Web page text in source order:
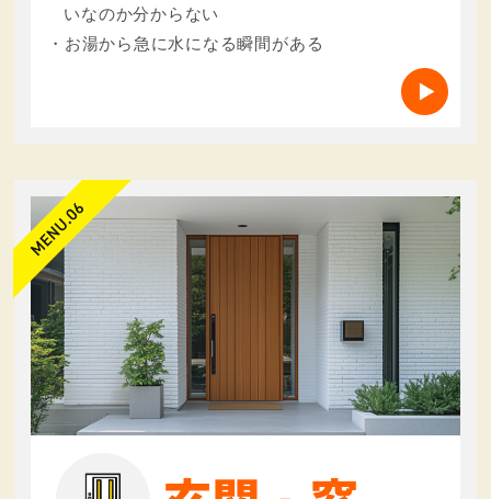
いなのか分からない
・お湯から急に水になる瞬間がある